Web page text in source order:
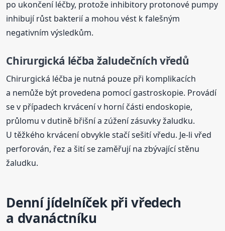
po ukončení léčby, protože inhibitory protonové pumpy
inhibují růst bakterií a mohou vést k falešným
negativním výsledkům.
Chirurgická léčba žaludečních vředů
Chirurgická léčba je nutná pouze při komplikacích
a nemůže být provedena pomocí gastroskopie. Provádí
se v případech krvácení v horní části endoskopie,
průlomu v dutině břišní a zúžení zásuvky žaludku.
U těžkého krvácení obvykle stačí sešití vředu. Je-li vřed
perforován, řez a šití se zaměřují na zbývající stěnu
žaludku.
Denní jídelníček při vředech
a dvanáctníku